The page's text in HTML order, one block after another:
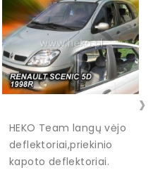
HEKO Team langų vėjo
deflektoriai,priekinio
kapoto deflektoriai.
›